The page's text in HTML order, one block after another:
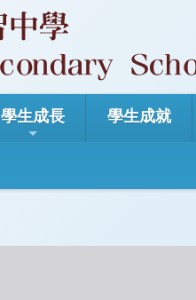
學生成長 學生成就